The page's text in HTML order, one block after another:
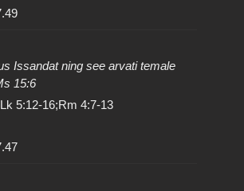
Issandat ning see arvati temale
15:6
5:12-16;Rm 4:7-13